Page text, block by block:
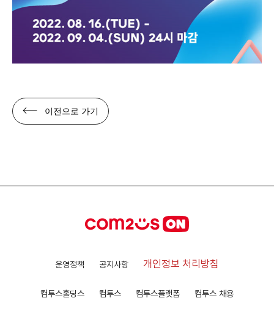
이전으로 가기
운영정책 공지사항 개인정보 처리방침
컴투스홀딩스 컴투스 컴투스플랫폼 컴투스 채용